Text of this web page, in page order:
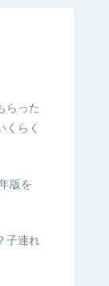
らった
くらく
版を
子連れ